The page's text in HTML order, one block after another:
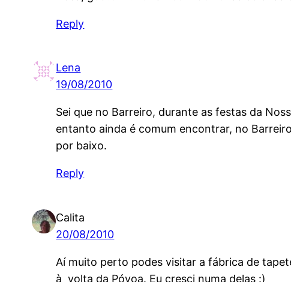
Reply
Lena
19/08/2010
Sei que no Barreiro, durante as festas da
entanto ainda é comum encontrar, no
por baixo.
Reply
Calita
20/08/2010
Aí muito perto podes visitar a fábrica de
à volta da Póvoa. Eu cresci numa delas :)